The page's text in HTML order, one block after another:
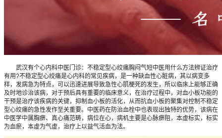
武汉有个心内科中医门诊：不稳定型心绞痛胸闷气短中医用什么方法辨证治疗
有用?不稳定型心绞痛是心内科的常见疾病，是一种缺血性心脏病，其以病变多
样，发病急为特点，可以迅速进展导致急性心肌梗死的发生，所以临床上能够正确
及时地诊治该病，对于预后具有重要的临床意义，在治疗过程中，对血小板功能的
干预是治疗该疾病的关键，抑制血小板的活化，从而抗血小板的聚集对控制不稳定
型心绞痛的急性发作至关重要。中医药在防治血栓中也表现出独特的优势，该病在
中医学中属胸痹、真心痛范畴，病位在心，病机主要是心脉痹阻，本虚标实，标实
为血瘀，本虚为气虚，治疗上以益气活血为法。